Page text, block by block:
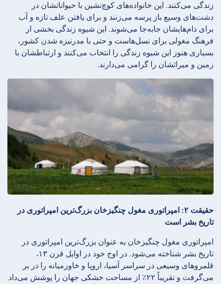
زندگی می‌کنند. این خانواده‌های کوچ‌نشین با حیواناتشان در
دشت‌های وسیع باز پرسه می‌زنند و برای یافتن علف تازه و آب
برای دام‌هایشان جابه‌جا می‌شوند. این شیوه زندگی بخشی از
فرهنگ مغولی برای نسل‌هاست و حتی با مدرنیزه شدن کشور،
بسیاری هنوز این شیوه زندگی را انتخاب می‌کنند و ارتباطشان با
زمین و میراثشان را گرامی می‌دارند.
حقیقت ۲: امپراتوری مغول چنگیزخان بزرگ‌ترین امپراتوری در
تاریخ بشر است
امپراتوری مغول چنگیزخان به عنوان بزرگ‌ترین امپراتوری در
تاریخ بشر شناخته می‌شود. در اوج خود در اوایل قرن ۱۳،
قلمروهای وسیعی در سراسر آسیا، اروپا و خاورمیانه را در بر
می‌گرفت و تقریباً ۲۲٪ از مساحت خشکی جهان را پوشش می‌داد